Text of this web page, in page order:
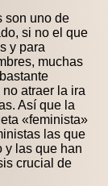
son uno de
si no el que
y para
muchas
atraer la ira
Así que la
«feminista»
las que
y las que han
crucial de